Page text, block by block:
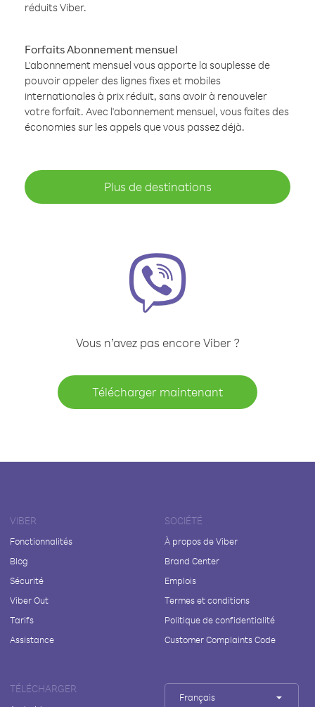
réduits Viber.
Forfaits Abonnement mensuel
L'abonnement mensuel vous apporte la souplesse de
pouvoir appeler des lignes fixes et mobiles
internationales à prix réduit, sans avoir à renouveler
votre forfait. Avec l'abonnement mensuel, vous faites des
économies sur les appels que vous passez déjà.
Plus de destinations
Vous n’avez pas encore Viber ?
Télécharger maintenant
VIBER
Fonctionnalités
Blog
Sécurité
Viber Out
Tarifs
Assistance
SOCIÉTÉ
À propos de Viber
Brand Center
Emplois
Termes et conditions
Politique de confidentialité
Customer Complaints Code
TÉLÉCHARGER
Français